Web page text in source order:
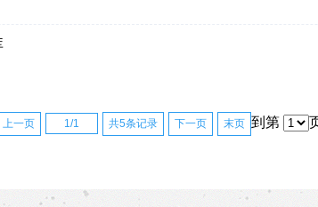
上一页 1/1 共5条记录 下一页 末页 到第